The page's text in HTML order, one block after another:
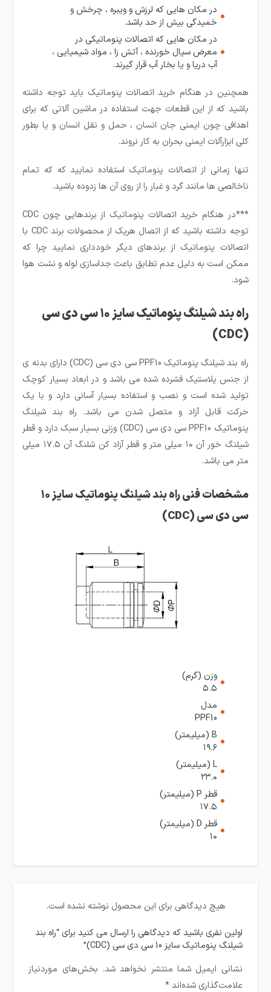
در مکان هایی که لرزش و ویبره ، چرخش و
خمیدگی بیش از حد باشد.
در مکان هایی که اتصالات پنوماتیکی در
معرض سیال خورنده ، آتش زا ، مواد شیمیایی ،
آب دریا و یا بخار آب قرار گیرند.
همچنین در هنگام خرید اتصالات پنوماتیک باید توجه داشته
باشید که از این قطعات جهت استفاده در ماشین آلاتی که برای
اهدافی چون ایمنی جان انسان ، حمل و نقل انسان و یا بطور
کلی ابزارآلات ایمنی بحران به کار نروند.
تنها زمانی از اتصالات پنوماتیک استفاده نمایید که که تمام
ناخالصی ها مانند گرد و غبار را از روی آن ها زدوده باشید.
***در هنگام خرید اتصالات پنوماتیک از برندهایی چون CDC
توجه داشته باشید که از اتصال هریک از محصولات برند CDC با
اتصالات پنوماتیک از برندهای دیگر خودداری نمایید چرا که
ممکن است به دلیل عدم تطابق باعث جداسازی لوله و نشت هوا
شود.
راه بند شیلنگ پنوماتیک سایز ۱۰ سی دی سی
(CDC)
راه بند شیلنگ پنوماتیک PPF10 سی دی سی (CDC) دارای بدنه ی
از جنس پلاستیک فشرده شده می باشد و در ابعاد بسیار کوچک
تولید شده است و نصب و استفاده بسیار آسانی دارد و با یک
حرکت قابل آزاد و متصل شدن می باشد. راه بند شیلنگ
پنوماتیک PPF10 سی دی سی (CDC) وزنی بسیار سبک دارد و قطر
شیلنگ خور آن ۱۰ میلی متر و قطر آزاد کن شلنگ آن ۱۷.۵ میلی
متر می باشد.
مشخصات فنی راه بند شیلنگ پنوماتیک سایز ۱۰
سی دی سی (CDC)
وزن (گرم)
۵.۵
مدل
PPF10
B (میلیمتر)
۱۹.۶
L (میلیمتر)
۲۳.۰
قطر P (میلیمتر)
۱۷.۵
قطر D (میلیمتر)
۱۰
هیچ دیدگاهی برای این محصول نوشته نشده است.
اولین نفری باشید که دیدگاهی را ارسال می کنید برای “راه بند
شیلنگ پنوماتیک سایز 10 سی دی سی (CDC)”
نشانی ایمیل شما منتشر نخواهد شد. بخش‌های موردنیاز
علامت‌گذاری شده‌اند*